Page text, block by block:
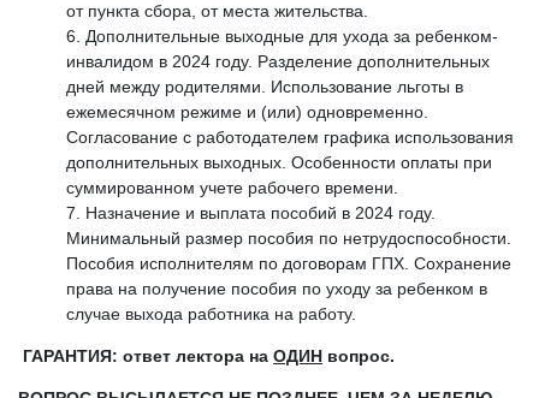
от пункта сбора, от места жительства.
Дополнительные выходные для ухода за ребенком-
инвалидом в 2024 году. Разделение дополнительных
дней между родителями. Использование льготы в
ежемесячном режиме и (или) одновременно.
Согласование с работодателем графика использования
дополнительных выходных. Особенности оплаты при
суммированном учете рабочего времени.
Назначение и выплата пособий в 2024 году.
Минимальный размер пособия по нетрудоспособности.
Пособия исполнителям по договорам ГПХ. Сохранение
права на получение пособия по уходу за ребенком в
случае выхода работника на работу.
ГАРАНТИЯ: ответ лектора на ОДИН вопрос.